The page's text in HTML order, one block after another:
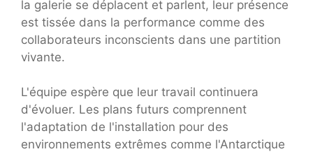
la galerie se déplacent et parlent, leur présence
est tissée dans la performance comme des
collaborateurs inconscients dans une partition
vivante.
L'équipe espère que leur travail continuera
d'évoluer. Les plans futurs comprennent
l'adaptation de l'installation pour des
environnements extrêmes comme l'Antarctique